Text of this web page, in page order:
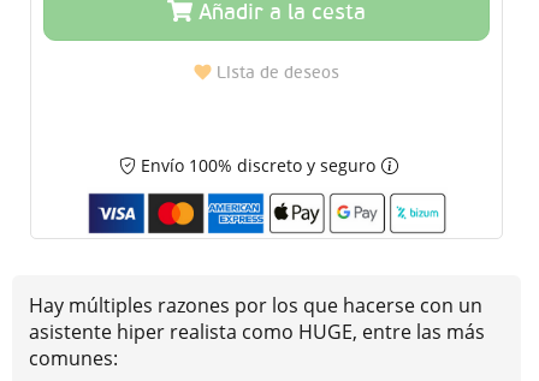
Añadir a la cesta
Lista de deseos
Envío 100% discreto y seguro
Hay múltiples razones por los que hacerse con un
asistente hiper realista como HUGE, entre las más
comunes: